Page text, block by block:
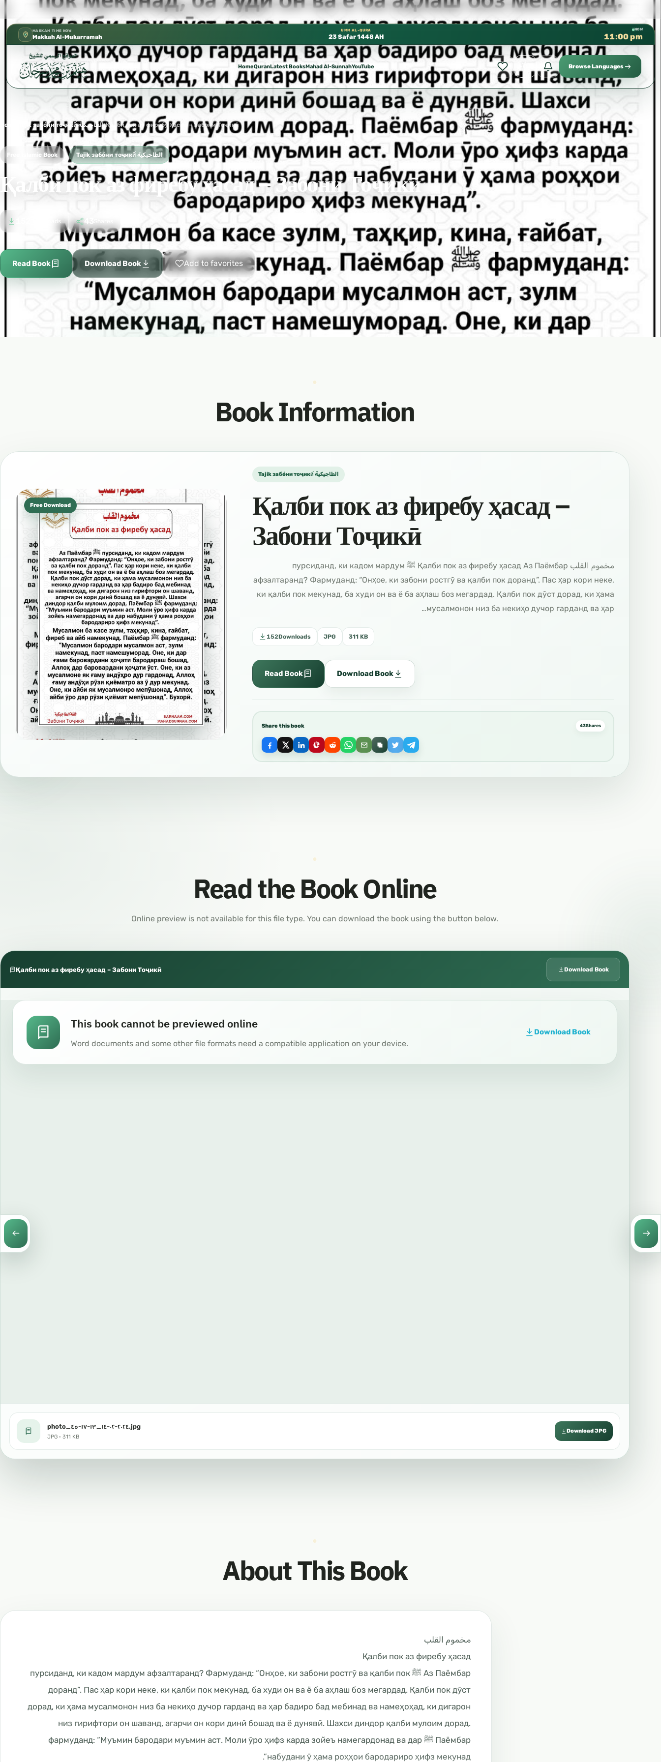
كتب الشيخ هيثم سرحان حفظه الله متوفرة مجانًا ✦ كتب الشيخ هيثم سرحان حفظه الله متوفرة مجانًا في المسجد النبوي، 📍 باب ٣٧ (باب مكة) – الطابق الثالث 📍 إدارة الشؤون العلمية بالحسبة 📚 متوفرة بجميع اللغات ✦
MAKKAH TIME NOW
Makkah Al-Mukarramah
UMM AL-QURA
23 Safar 1448 AH
NOW
11:00 pm
HomeQuranLatest BooksMahad Al-SunnahYouTube Browse Languages
Home Tajik забо́ни тоҷикӣ́ الطاجيكية›Қалби пок аз фиребу ҳасад – Забони Тоҷикӣ
Free Islamic Book Tajik забо́ни тоҷикӣ́ الطاجيكية
Қалби пок аз фиребу ҳасад – Забони Тоҷикӣ
Downloads 43
Read Book Download Book Add to favorites
Book Information
Free Download
Tajik забо́ни тоҷикӣ́ الطاجيكية
Қалби пок аз фиребу ҳасад –
Забони Тоҷикӣ
مخموم القلب Қалби пок аз фиребу ҳасад Аз Паёмбар ﷺ пурсиданд, ки кадом мардум
афзалтаранд? Фармуданд: “Онҳое, ки забони ростгӯ ва қалби пок доранд”. Пас ҳар кори неке,
ки қалби пок мекунад, ба худи он ва ё ба аҳлаш боз мегардад. Қалби пок дӯст дорад, ки ҳама
мусалмонон низ ба некиҳо дучор гарданд ва ҳар…
152Downloads JPG 311 KB
Read Book Download Book
Share this book 43Shares
Read the Book Online
Online preview is not available for this file type. You can download the book using the button below.
Қалби пок аз фиребу ҳасад – Забони Тоҷикӣ Download Book
This book cannot be previewed online
Word documents and some other file formats need a compatible application on your device.
Download Book
photo_٢٠٢٤-٠٢-١٤_١٣-١٧-٤٥.jpg
JPG · 311 KB
Download JPG
About This Book
مخموم القلب
Қалби пок аз фиребу ҳасад
Аз Паёмбар ﷺ пурсиданд, ки кадом мардум афзалтаранд? Фармуданд: “Онҳое, ки забони ростгӯ ва қалби пок
доранд”. Пас ҳар кори неке, ки қалби пок мекунад, ба худи он ва ё ба аҳлаш боз мегардад. Қалби пок дӯст
дорад, ки ҳама мусалмонон низ ба некиҳо дучор гарданд ва ҳар бадиро бад мебинад ва намеҳоҳад, ки дигарон
низ гирифтори он шаванд, агарчи он кори динӣ бошад ва ё дунявӣ. Шахси диндор қалби мулоим дорад.
Паёмбар ﷺ фармуданд: “Муъмин бародари муъмин аст. Моли ӯро ҳифз карда зойеъ намегардонад ва дар
набудани ӯ ҳама роҳҳои бародариро ҳифз мекунад”.